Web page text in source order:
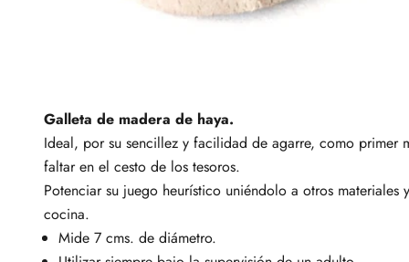
Galleta de madera de haya.
Ideal, por su sencillez y facilidad de agarre, como primer
faltar en el cesto de los tesoros.
Potenciar su juego heurístico uniéndolo a otros
cocina.
Mide 7 cms. de diámetro.